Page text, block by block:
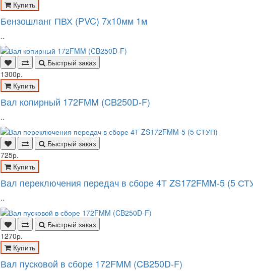
Купить
Бензошланг ПВХ (PVC) 7х10мм 1м
..
Быстрый заказ
1300р.
Купить
Вал копирный 172FMM (CB250D-F)
..
Быстрый заказ
725р.
Купить
Вал переключения передач в сборе 4Т ZS172FMM-5 (5
..
Быстрый заказ
1270р.
Купить
Вал пусковой в сборе 172FMM (CB250D-F)